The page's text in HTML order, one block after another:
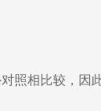
照相比较，因